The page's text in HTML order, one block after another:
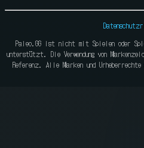
Paleo.GG ist nicht mit Spielen oder
unterstützt. Die Verwendung von
Referenz. Alle Marken und